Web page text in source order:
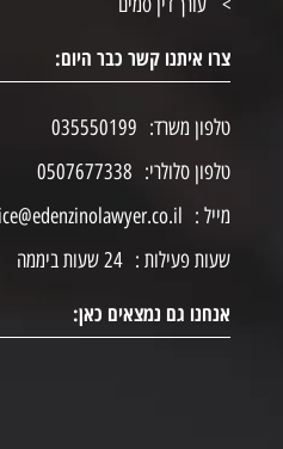
צרו איתנו קשר כבר היום:
טלפון משרד: 035550199
טלפון סלולרי: 0507677338
מייל :
שעות פעילות : 24 שעות ביממה
אנחנו גם נמצאים כאן: